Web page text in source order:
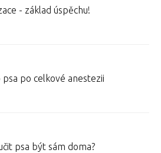
- základ úspěchu!
psa po celkové anestezii
psa být sám doma?